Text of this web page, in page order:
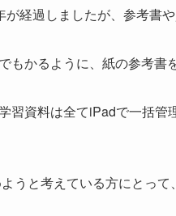
経過しましたが、参考書
もかるように、紙の参考
習資料は全てiPadで一括
うと考えている方にとっ